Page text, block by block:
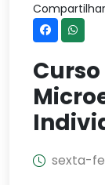
sexta-